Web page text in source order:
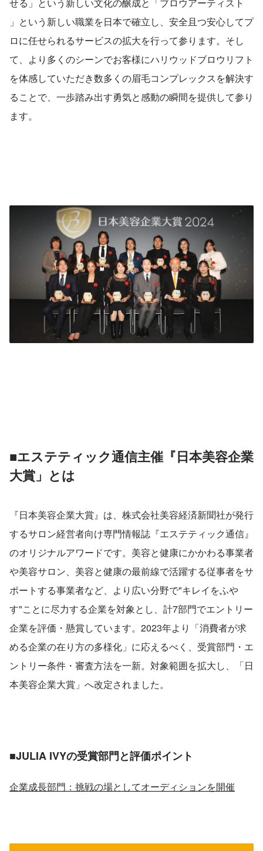
」という新しい職業を日本で確立し、安全且つ安心してプ
ロに任せられるサービスの拡大を行って参ります。そし
て、より多くのシーンでお客様にハリウッドブロウリフト
を体感していただき数多くの眉毛コンプレックスを解決す
ることで、一歩踏み出す勇気と感動の瞬間を提供して参り
ます。
■エステティック通信主催『日本美容企業
大賞」とは
『日本美容企業大賞』は、株式会社美容経済新聞社が発行
するサロン経営者向け専門情報誌『エステティック通信』
のオリジナルアワードです。美容と健康にかかわる事業者
や美容サロン、美容と健康の最前線で活躍する従事者をサ
ポートする事業者など、より広い分野で"キレイをふや
す"ことに尽力する企業を対象とし、計7部門でエントリー
企業を評価・懸賞しています。2023年より「消費者が求
める企業の在り方の多様化」に応えるべく、受賞部門・エ
ントリー条件・審査方法を一新。対象範囲を拡大し、「日
本美容企業大賞」へ改定されました。
■JULIA IVYの受賞部門と評価ポイント
企業成長部門：挑戦の場としてオーディションを開催